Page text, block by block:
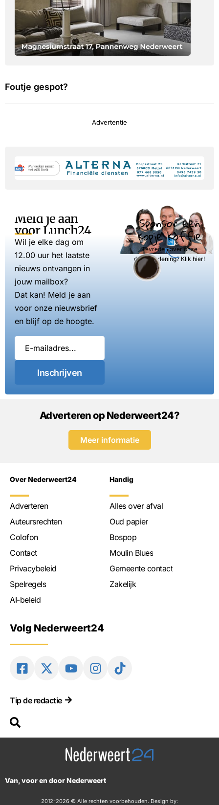
Foutje gespot?
Advertentie
Meld je aan
voor Lunch24
Wil je elke dag om
12.00 uur het laatste
nieuws ontvangen in
jouw mailbox?
Dat kan! Meld je aan
voor onze nieuwsbrief
en blijf op de hoogte.
Inschrijven
Sponsor een
kopje koffie
Tevreden over onze
dienstverlening? Klik hier!
Adverteren op Nederweert24?
Meer informatie
Over Nederweert24
Adverteren
Auteursrechten
Colofon
Contact
Privacybeleid
Spelregels
AI-beleid
Handig
Alles over afval
Oud papier
Bospop
Moulin Blues
Gemeente contact
Zakelijk
Volg Nederweert24
Tip de redactie
Van, voor en door Nederweert
2012-2026 © Alle rechten voorbehouden. Design by: